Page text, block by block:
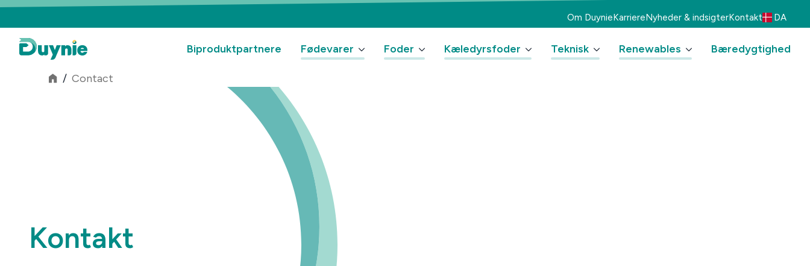
Om DuynieKarriereNyheder & indsigterKontakt DA
Biproduktpartnere Fødevarer Foder Kæledyrsfoder Teknisk Renewables Bæredygtighed
/ Contact
Kontakt